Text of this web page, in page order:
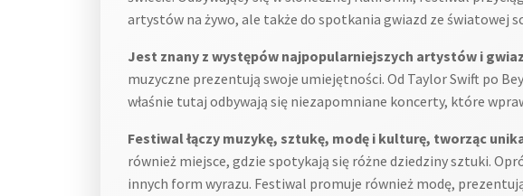
artystów na żywo, ale także do spotkania gwiazd ze światowej
Jest znany z występów najpopularniejszych artystów i
muzyczne prezentują swoje umiejętności. Od Taylor Swift po
właśnie tutaj odbywają się niezapomniane koncerty, które
Festiwal łączy muzykę, sztukę, modę i kulturę, tworząc
również miejsce, gdzie spotykają się różne dziedziny sztuki.
innych form wyrazu. Festiwal promuje również modę,